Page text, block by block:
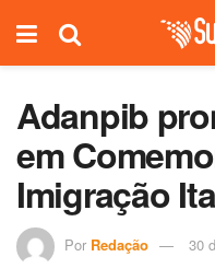
Adanpib
em
Imigração
Por Redação 30